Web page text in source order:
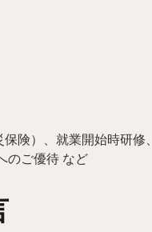
険）、就業開始時研
のご優待 など